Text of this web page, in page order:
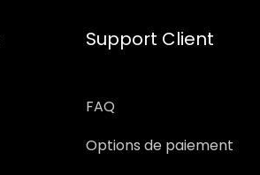
Support Client
FAQ
Options de paiement